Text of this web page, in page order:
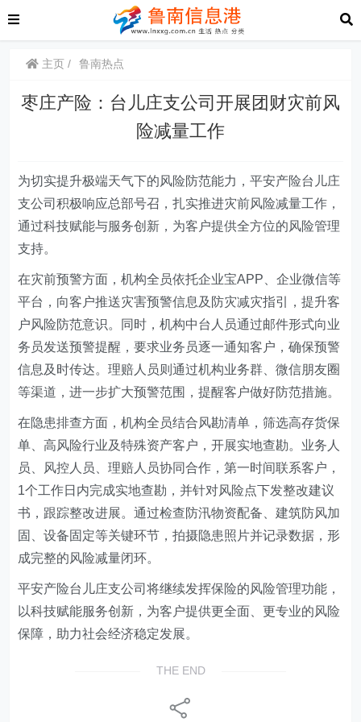
主页 鲁南热点
枣庄产险：台儿庄支公司开展团财灾前风
险减量工作
为切实提升极端天气下的风险防范能力，平安产险台儿庄
支公司积极响应总部号召，扎实推进灾前风险减量工作，
通过科技赋能与服务创新，为客户提供全方位的风险管理
支持。
在灾前预警方面，机构全员依托企业宝APP、企业微信等
平台，向客户推送灾害预警信息及防灾减灾指引，提升客
户风险防范意识。同时，机构中台人员通过邮件形式向业
务员发送预警提醒，要求业务员逐一通知客户，确保预警
信息及时传达。理赔人员则通过机构业务群、微信朋友圈
等渠道，进一步扩大预警范围，提醒客户做好防范措施。
在隐患排查方面，机构全员结合风勘清单，筛选高存货保
单、高风险行业及特殊资产客户，开展实地查勘。业务人
员、风控人员、理赔人员协同合作，第一时间联系客户，
1个工作日内完成实地查勘，并针对风险点下发整改建议
书，跟踪整改进展。通过检查防汛物资配备、建筑防风加
固、设备固定等关键环节，拍摄隐患照片并记录数据，形
成完整的风险减量闭环。
平安产险台儿庄支公司将继续发挥保险的风险管理功能，
以科技赋能服务创新，为客户提供更全面、更专业的风险
保障，助力社会经济稳定发展。
THE END